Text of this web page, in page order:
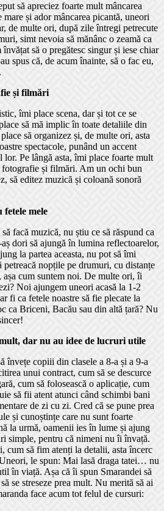
să apreciez foarte mult mâncarea
și ador mâncarea picantă, uneori
de multe ori, după zile întregi petrecute
simt nevoia să mănânc o zeamă ca
să o pregătesc singur și iese chiar
spus că, de acum înainte, să o fac eu,
și filmări
îmi place scena, dar și tot ce se
să mă implic în toate detaliile din
să organizez și, de multe ori, asta
spectacole, punând un accent
lor. Pe lângă asta, îmi place foarte mult
fotografie și filmări. Am un ochi bun
să editez muzică și coloană sonoră
fetele mele
facă muzică, nu știu ce să răspund ca
dori să ajungă în lumina reflectoarelor,
la partea aceasta, nu pot să îmi
petreacă nopțile pe drumuri, cu distanțe
așa cum suntem noi. De multe ori, îi
Noi ajungem uneori acasă la 1-2
fi ca fetele noastre să fie plecate la
ca Briceni, Bacău sau din altă țară? Nu
dar nu au idee de lucruri utile
învețe copiii din clasele a 8-a și a 9-a
unui contract, cum să se descurce
cum să folosească o aplicație, cum
să fii atent atunci când schimbi bani
de zi cu zi. Cred că se pune prea
și cunoștințe care nu sunt foarte
la urmă, oamenii ies în lume și ajung
simple, pentru că nimeni nu îi învață.
cum să fim atenți la detalii, asta încerc
le spun: Mai lasă draga tatei… nu
în viață. Așa că îi spun Smarandei să
se streseze prea mult. Nu merită să ai
face acum tot felul de cursuri: